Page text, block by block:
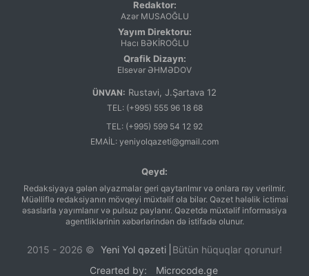
Redaktor:
Azər MUSAOĞLU
Yayım Direktoru:
Hacı BƏKİROĞLU
Qrafik Dizayn:
Elsevər ƏHMƏDOV
ÜNVAN: Rustavi, J.Şartava 12
TEL: (+995) 555 96 18 68
TEL: (+995) 599 54 12 92
EMAİL: yeniyolqazeti@gmail.com
Qeyd:
Redaksiyaya gələn əlyazmalar geri qaytarılmır və onlara rəy verilmir.
Müəlliflə redaksiyanın mövqeyi müxtəlif ola bilər. Qəzet hələlik ictimai
əsaslarla yayımlanır və pulsuz paylanır. Qəzetdə müxtəlif informasiya
agentliklərinin xəbərlərindən də istifadə olunur.
2015 - 2026 © Yeni Yol qəzeti Bütün hüquqlar qorunur!
Crearted by: Microcode.ge